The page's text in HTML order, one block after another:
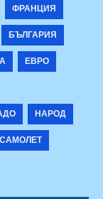
ФРАНЦИЯ
БЪЛГАРИЯ
ЕВРО
НАРОД
САМОЛЕТ